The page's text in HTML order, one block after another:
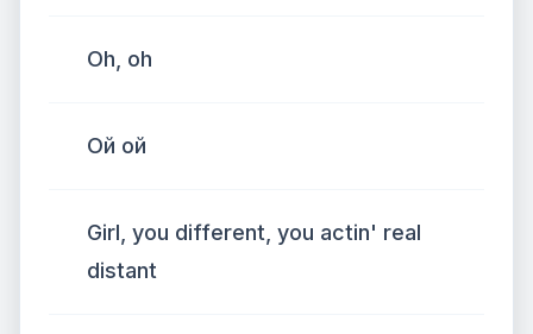
Oh, oh
Ой ой
Girl, you different, you actin' real
distant